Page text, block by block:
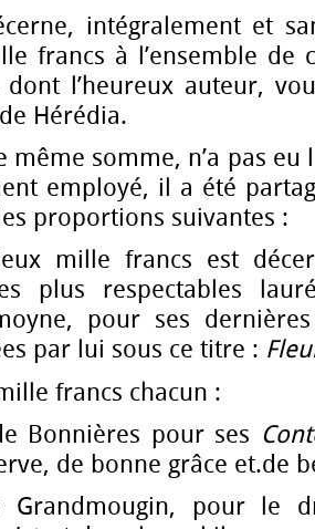
intégralement et
francs à l’ensemble de
dont l’heureux auteur,
Hérédia.
même somme, n’a pas
employé, il a été
proportions suivantes :
mille francs est
plus respectables
pour ses
par lui sous ce titre :
francs chacun :
Bonnières pour ses
de bonne grâce et.de
Grandmougin, pour le